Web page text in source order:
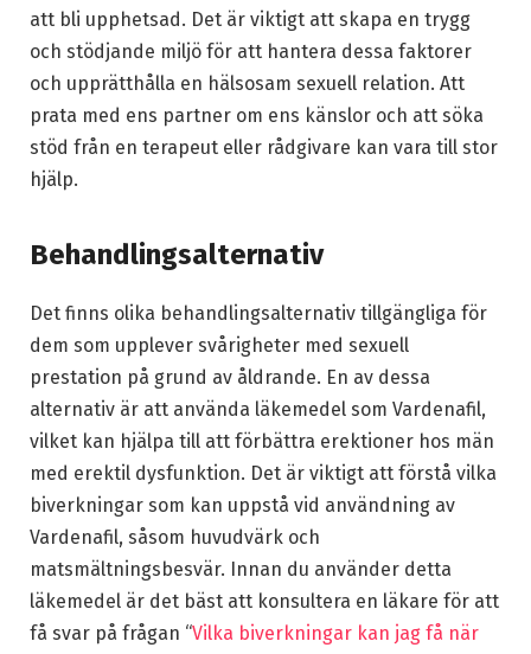
att bli upphetsad. Det är viktigt att skapa en trygg
och stödjande miljö för att hantera dessa faktorer
och upprätthålla en hälsosam sexuell relation. Att
prata med ens partner om ens känslor och att söka
stöd från en terapeut eller rådgivare kan vara till stor
hjälp.
Behandlingsalternativ
Det finns olika behandlingsalternativ tillgängliga för
dem som upplever svårigheter med sexuell
prestation på grund av åldrande. En av dessa
alternativ är att använda läkemedel som Vardenafil,
vilket kan hjälpa till att förbättra erektioner hos män
med erektil dysfunktion. Det är viktigt att förstå vilka
biverkningar som kan uppstå vid användning av
Vardenafil, såsom huvudvärk och
matsmältningsbesvär. Innan du använder detta
läkemedel är det bäst att konsultera en läkare för att
få svar på frågan “Vilka biverkningar kan jag få när